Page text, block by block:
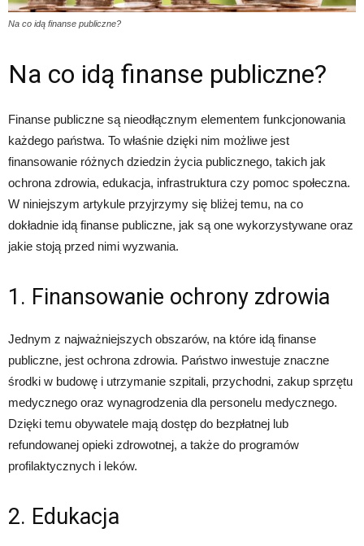
Na co idą finanse publiczne?
Na co idą finanse publiczne?
Finanse publiczne są nieodłącznym elementem funkcjonowania
każdego państwa. To właśnie dzięki nim możliwe jest
finansowanie różnych dziedzin życia publicznego, takich jak
ochrona zdrowia, edukacja, infrastruktura czy pomoc społeczna.
W niniejszym artykule przyjrzymy się bliżej temu, na co
dokładnie idą finanse publiczne, jak są one wykorzystywane oraz
jakie stoją przed nimi wyzwania.
1. Finansowanie ochrony zdrowia
Jednym z najważniejszych obszarów, na które idą finanse
publiczne, jest ochrona zdrowia. Państwo inwestuje znaczne
środki w budowę i utrzymanie szpitali, przychodni, zakup sprzętu
medycznego oraz wynagrodzenia dla personelu medycznego.
Dzięki temu obywatele mają dostęp do bezpłatnej lub
refundowanej opieki zdrowotnej, a także do programów
profilaktycznych i leków.
2. Edukacja